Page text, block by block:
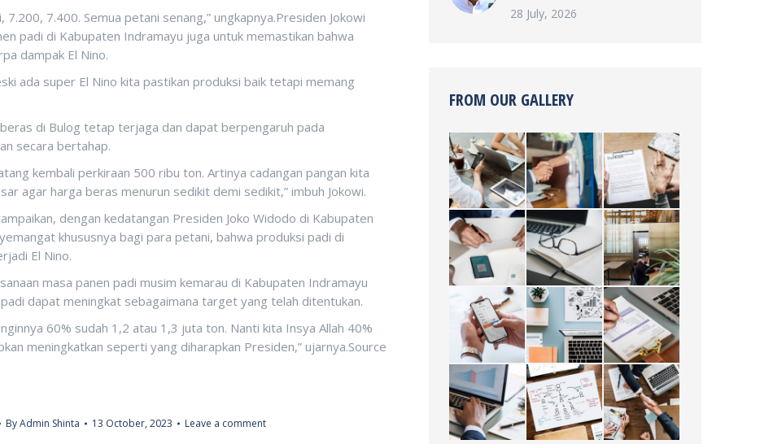
7.400. Semua petani senang,” ungkapnya.Presiden Jokowi
padi di Kabupaten Indramayu juga untuk memastikan bahwa
dampak El Nino.
ada super El Nino kita pastikan produksi baik tetapi memang
di Bulog tetap terjaga dan dapat berpengaruh pada
secara bertahap.
kembali perkiraan 500 ribu ton. Artinya cadangan pangan kita
agar harga beras menurun sedikit demi sedikit,” imbuh Jokowi.
dengan kedatangan Presiden Joko Widodo di Kabupaten
khususnya bagi para petani, bahwa produksi padi di
El Nino.
masa panen padi musim kemarau di Kabupaten Indramayu
dapat meningkat sebagaimana target yang telah ditentukan.
60% sudah 1,2 atau 1,3 juta ton. Nanti kita Insya Allah 40%
meningkatkan seperti yang diharapkan Presiden,” ujarnya.Source
ByAdmin Shinta 13 October, 2023 Leave a comment
28 July, 2026
FROM OUR GALLERY